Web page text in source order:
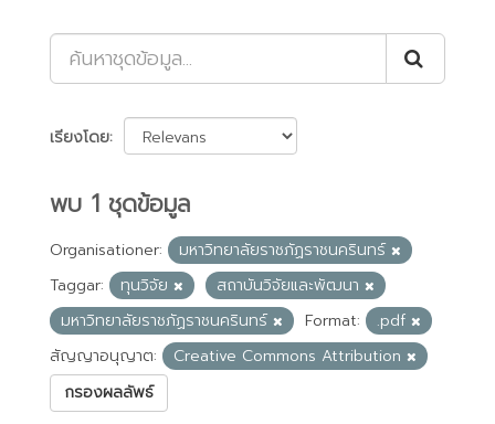
เรียงโดย
พบ 1 ชุดข้อมูล
Organisationer:
มหาวิทยาลัยราชภัฏราชนครินทร์
Taggar:
ทุนวิจัย
สถาบันวิจัยและพัฒนา
มหาวิทยาลัยราชภัฏราชนครินทร์
Format:
.pdf
สัญญาอนุญาต:
Creative Commons Attribution
กรองผลลัพธ์